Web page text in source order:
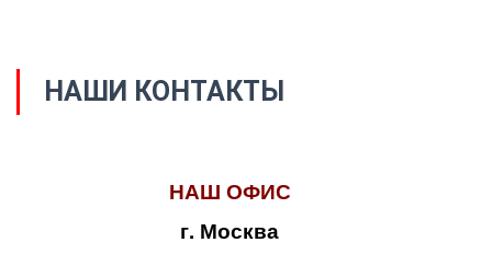
НАШИ КОНТАКТЫ
НАШ ОФИС
г. Москва